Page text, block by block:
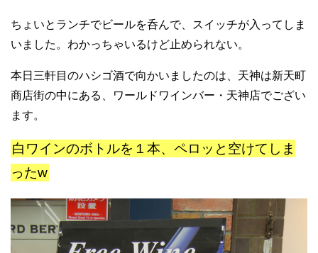
ちょいとランチでビールを呑んで、スイッチが入ってしま
いました。わかっちゃいるけど止められない。
本日三軒目のハシゴ酒で向かいましたのは、天神は新天町
商店街の中にある、ワールドワインバー・天神店でござい
ます。
白ワインのボトルを１本、ペロッと空けてしま
ったw